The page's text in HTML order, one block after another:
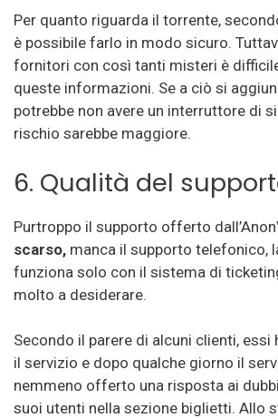
Per quanto riguarda il torrente,
è possibile farlo in modo sicuro.
fornitori con così tanti misteri è
queste informazioni. Se a ciò si
potrebbe non avere un interruttore di
rischio sarebbe maggiore.
6. Qualità del
Purtroppo il supporto offerto
scarso, manca il supporto telefonico,
funziona solo con il sistema di
molto a desiderare.
Secondo il parere di alcuni clienti, essi
il servizio e dopo qualche giorno il
nemmeno offerto una risposta ai
suoi utenti nella sezione biglietti. Allo